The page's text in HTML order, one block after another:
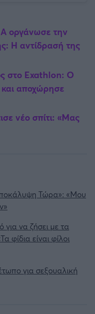
οργάνωσε την
Η αντίδρασή της
στο Exathlon: Ο
και αποχώρησε
νέο σπίτι: «Μας
Τώρα»: «Μου
για να ζήσει με τα
φίδια είναι φίλοι
για σεξουαλική